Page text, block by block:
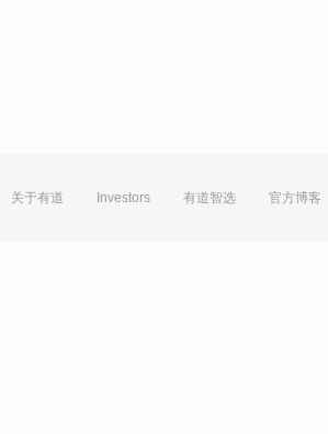
关于有道 Investors 有道智选 官方博客